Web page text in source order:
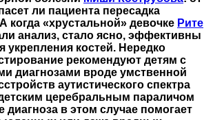
ли пациента пересадка
когда «хрустальной» девочке Рите
анализ, стало ясно, эффективны
укрепления костей. Нередко
рекомендуют детям с
диагнозами вроде умственной
аутистического спектра
церебральным параличом
диагноза в этом случае помогает